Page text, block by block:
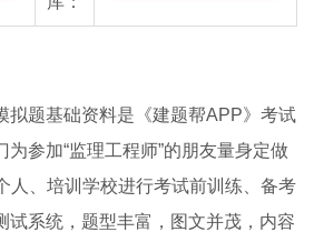
拟题基础资料是《建题帮APP》考试
参加“监理工程师”的朋友量身定做
人、培训学校进行考试前训练、备考
试系统，题型丰富，图文并茂，内容